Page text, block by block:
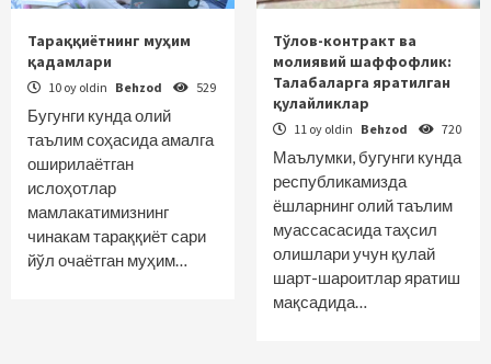
Тараққиётнинг муҳим
қадамлари
10 oy oldin Behzod 529
Бугунги кунда олий
таълим соҳасида амалга
оширилаётган
ислоҳотлар
мамлакатимизнинг
чинакам тараққиёт сари
йўл очаётган муҳим…
Тўлов-контракт ва
молиявий шаффофлик:
Талабаларга яратилган
қулайликлар
11 oy oldin Behzod 720
Маълумки, бугунги кунда
республикамизда
ёшларнинг олий таълим
муассасасида таҳсил
олишлари учун қулай
шарт-шароитлар яратиш
мақсадида…